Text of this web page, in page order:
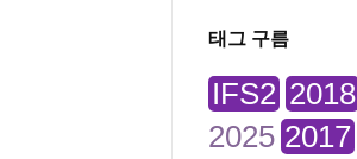
태그 구름
IFS2 2018
2025 2017